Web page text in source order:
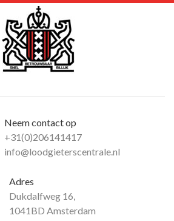
Neem contact op
+31(0)206141417
info@loodgieterscentrale.nl
Adres
Dukdalfweg 16,
1041BD Amsterdam